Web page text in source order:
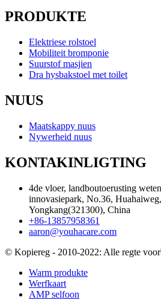
PRODUKTE
Elektriese rolstoel
Mobiliteit bromponie
Suurstof masjien
Dra hysbakstoel met toilet
NUUS
Maatskappy nuus
Nywerheid nuus
KONTAKINLIGTING
4de vloer, landboutoerusting
innovasiepark, No.36,
Yongkang(321300), China
+86-13857958361
aaron@youhacare.com
© Kopiereg - 2010-2022: Alle regte
Warm produkte
Werfkaart
AMP selfoon